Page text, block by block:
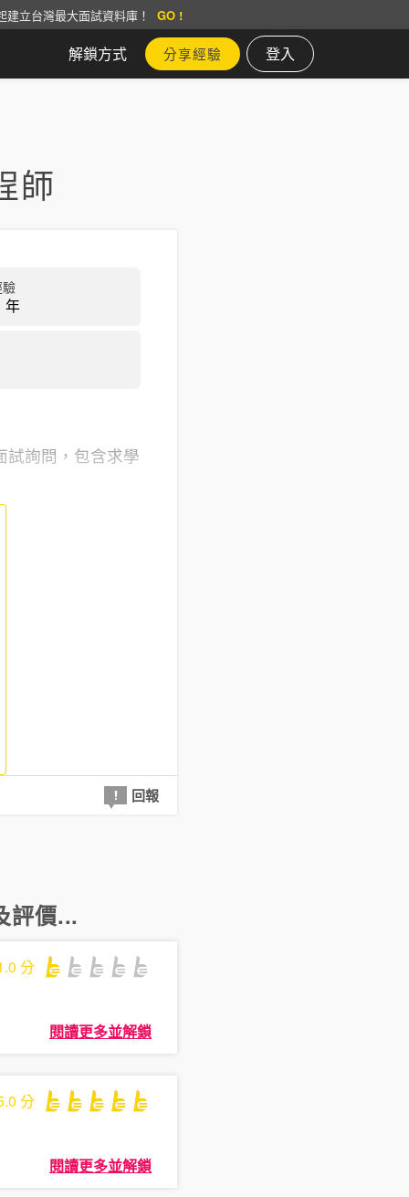
立台灣最大面試資料庫！ GO !
解鎖方式 分享經驗 登入
師
年
試詢問，包含求學
回報
評價...
分
閱讀更多並解鎖
分
閱讀更多並解鎖